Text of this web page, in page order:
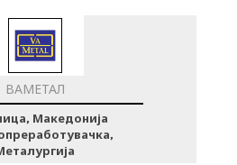
ВАМЕТАЛ
Македонија